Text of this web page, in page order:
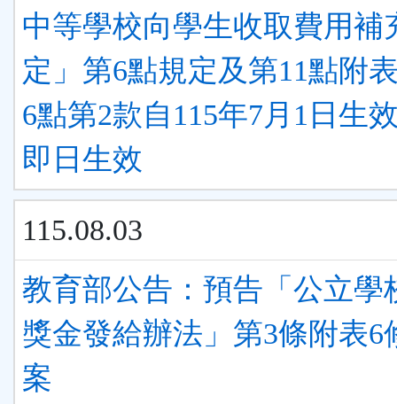
中等學校向學生收取費用補
定」第6點規定及第11點附
6點第2款自115年7月1日生
即日生效
115.08.03
教育部公告：預告「公立學
獎金發給辦法」第3條附表6
案